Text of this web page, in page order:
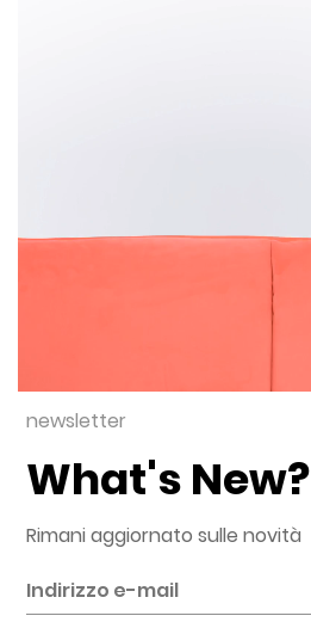
newsletter
What's New?
Rimani aggiornato sulle novità